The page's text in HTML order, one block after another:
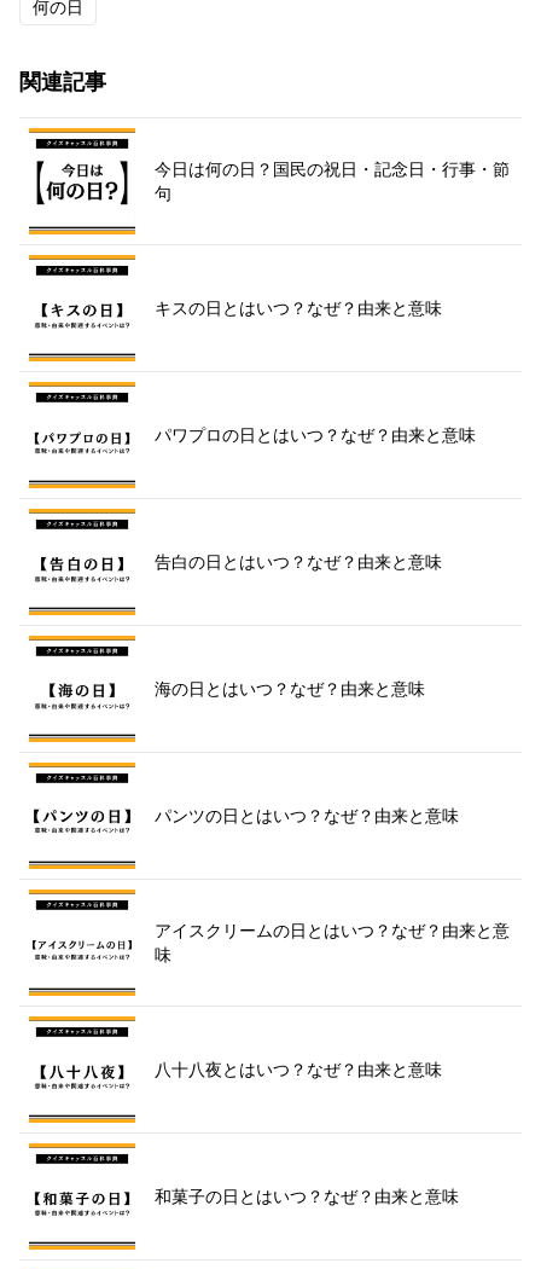
何の日
関連記事
今日は何の日？国民の祝日・記念日・行事・節
句
キスの日とはいつ？なぜ？由来と意味
パワプロの日とはいつ？なぜ？由来と意味
告白の日とはいつ？なぜ？由来と意味
海の日とはいつ？なぜ？由来と意味
パンツの日とはいつ？なぜ？由来と意味
アイスクリームの日とはいつ？なぜ？由来と意
味
八十八夜とはいつ？なぜ？由来と意味
和菓子の日とはいつ？なぜ？由来と意味